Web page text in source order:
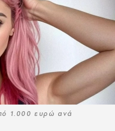
1.000 ευρώ ανά